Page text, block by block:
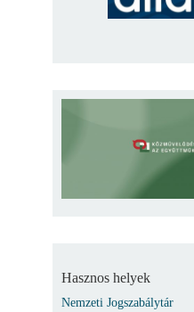
Hasznos helyek
Nemzeti Jogszabálytár